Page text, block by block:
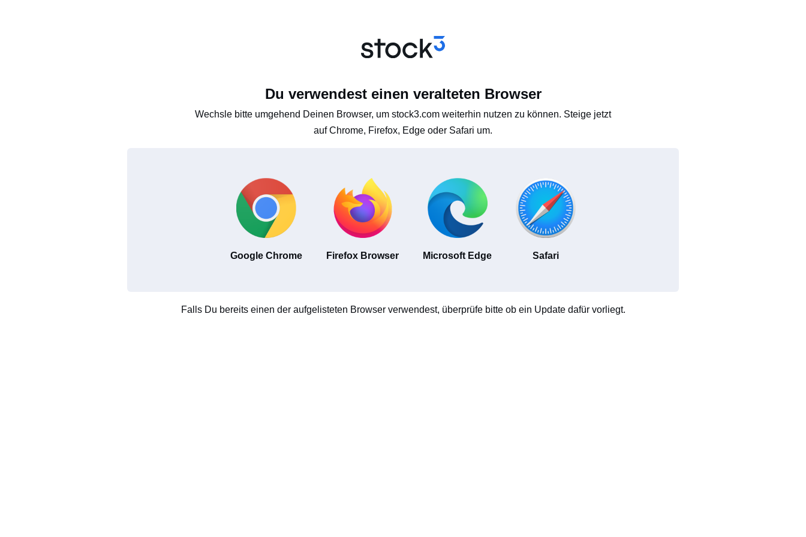
Du verwendest einen veralteten Browser
Wechsle bitte umgehend Deinen Browser, um stock3.com weiterhin nutzen zu können. Steige jetzt
auf Chrome, Firefox, Edge oder Safari um.
Google Chrome Firefox Browser Microsoft Edge Safari
Falls Du bereits einen der aufgelisteten Browser verwendest, überprüfe bitte ob ein Update dafür vorliegt.